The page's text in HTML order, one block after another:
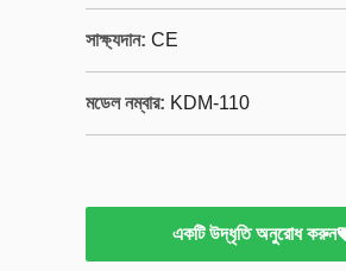
সাক্ষ্যদান: CE
মডেল নম্বার: KDM-110
একটি উদ্ধৃতি অনুরোধ করুন